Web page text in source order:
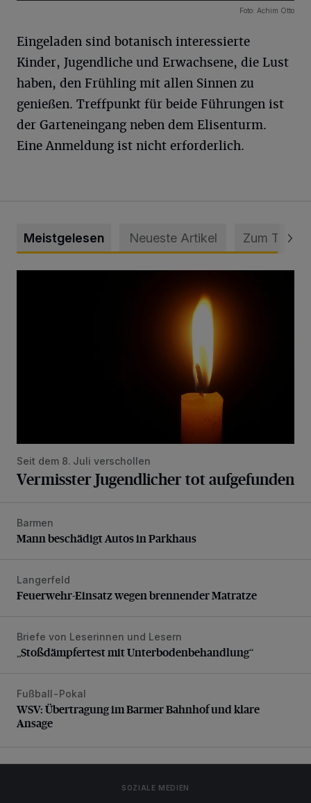
Foto: Achim Otto
Eingeladen sind botanisch interessierte
Kinder, Jugendliche und Erwachsene, die Lust
haben, den Frühling mit allen Sinnen zu
genießen. Treffpunkt für beide Führungen ist
der Garteneingang neben dem Elisenturm.
Eine Anmeldung ist nicht erforderlich.
Meistgelesen Neueste Artikel Zum Thema
Seit dem 8. Juli verschollen
Vermisster Jugendlicher tot aufgefunden
Mann beschädigt Autos in Parkhaus
Barmen
Mann beschädigt Autos in Parkhaus
Feuerwehr-Einsatz wegen brennender Matratze
Langerfeld
Feuerwehr-Einsatz wegen brennender Matratze
„Stoßdämpfertest mit Unterbodenbehandlung“
Briefe von Leserinnen und Lesern
„Stoßdämpfertest mit Unterbodenbehandlung“
WSV: Übertragung im Barmer Bahnhof und klare Ansage
Fußball-Pokal
WSV: Übertragung im Barmer Bahnhof und klare
Ansage
SOZIALE MEDIEN